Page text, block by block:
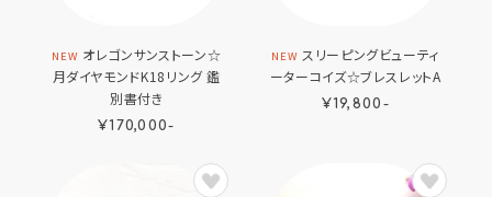
NEW オレゴンサンストーン☆
月ダイヤモンドK18リング 鑑
別書付き
¥170,000-
NEW スリーピングビューティ
ーターコイズ☆ブレスレットA
¥19,800-